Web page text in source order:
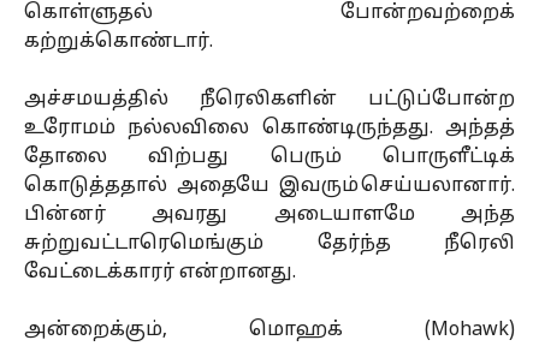
கொள்ளுதல் போன்றவற்றைக்
கற்றுக்கொண்டார்.
அச்சமயத்தில் நீரெலிகளின் பட்டுப்போன்ற
உரோமம் நல்லவிலை கொண்டிருந்தது. அந்தத்
தோலை விற்பது பெரும் பொருளீட்டிக்
கொடுத்ததால் அதையே இவரும் செய்யலானார்.
பின்னர் அவரது அடையாளமே அந்த
சுற்றுவட்டாரெமெங்கும் தேர்ந்த நீரெலி
வேட்டைக்காரர் என்றானது.
அன்றைக்கும், மொஹக் (Mohawk)